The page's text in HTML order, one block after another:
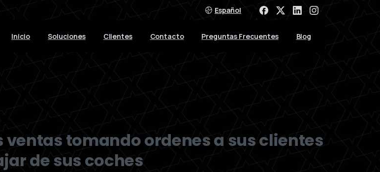
Español
Inicio Soluciones Clientes Contacto Preguntas Frecuentes Blog
ventas tomando ordenes a sus clientes
de sus coches